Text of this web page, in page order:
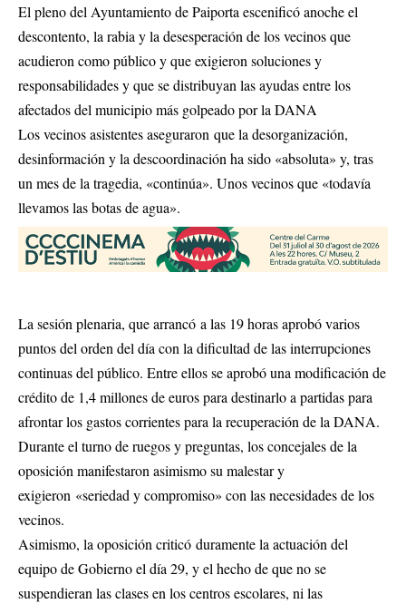
El pleno del Ayuntamiento de Paiporta escenificó anoche el
descontento, la rabia y la desesperación de los vecinos que
acudieron como público y que exigieron soluciones y
responsabilidades y que se distribuyan las ayudas entre los
afectados del municipio más golpeado por la DANA
Los vecinos asistentes aseguraron que la desorganización,
desinformación y la descoordinación ha sido «absoluta» y, tras
un mes de la tragedia, «continúa». Unos vecinos que «todavía
llevamos las botas de agua».
La sesión plenaria, que arrancó a las 19 horas aprobó varios
puntos del orden del día con la dificultad de las interrupciones
continuas del público. Entre ellos se aprobó una modificación de
crédito de 1,4 millones de euros para destinarlo a partidas para
afrontar los gastos corrientes para la recuperación de la DANA.
Durante el turno de ruegos y preguntas, los concejales de la
oposición manifestaron asimismo su malestar y
exigieron «seriedad y compromiso» con las necesidades de los
vecinos.
Asimismo, la oposición criticó duramente la actuación del
equipo de Gobierno el día 29, y el hecho de que no se
suspendieran las clases en los centros escolares, ni las